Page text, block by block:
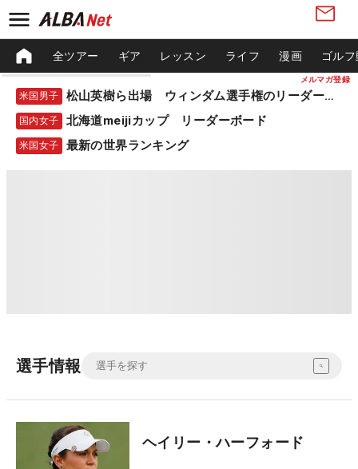
メルマガ登録
全ツアー ギア レッスン ライフ 漫画 ゴル
米国男子 松山英樹ら出場 ウィンダム選手権のリーダーボード
国内女子 北海道meijiカップ リーダーボード
米国女子 最新の世界ランキング
選手情報
ヘイリー・ハーフォード